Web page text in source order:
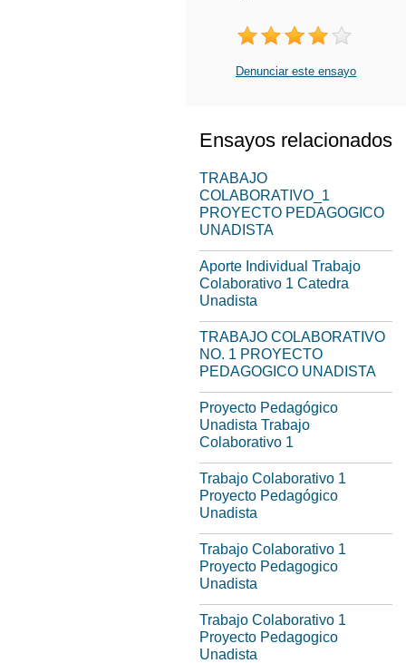
Denunciar este ensayo
Ensayos relacionados
TRABAJO
COLABORATIVO_1
PROYECTO PEDAGOGICO
UNADISTA
Aporte Individual Trabajo
Colaborativo 1 Catedra
Unadista
TRABAJO COLABORATIVO
NO. 1 PROYECTO
PEDAGOGICO UNADISTA
Proyecto Pedagógico
Unadista Trabajo
Colaborativo 1
Trabajo Colaborativo 1
Proyecto Pedagógico
Unadista
Trabajo Colaborativo 1
Proyecto Pedagogico
Unadista
Trabajo Colaborativo 1
Proyecto Pedagogico
Unadista